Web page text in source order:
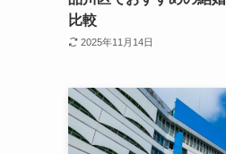
比較
2025年11月14日